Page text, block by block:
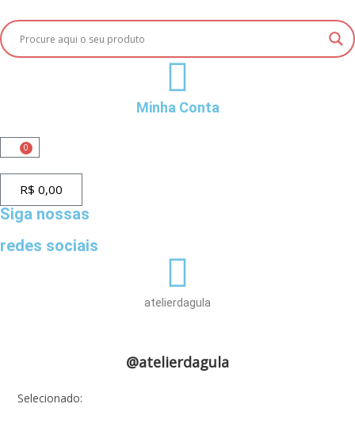
Minha Conta
0
R$ 0,00
Siga nossas
redes sociais
atelierdagula
@atelierdagula
Selecionado: